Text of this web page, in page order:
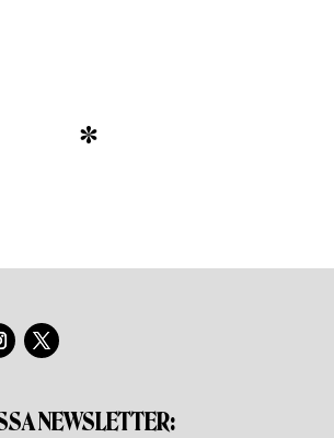
*
NEWSLETTER: